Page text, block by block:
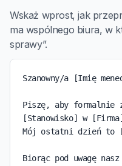
Wskaż wprost, jak
ma wspólnego biura, w
sprawy”.
Szanowny/a [Imię
Piszę, aby formalnie
[Stanowisko] w
Mój ostatni dzień to
Biorąc pod uwagę